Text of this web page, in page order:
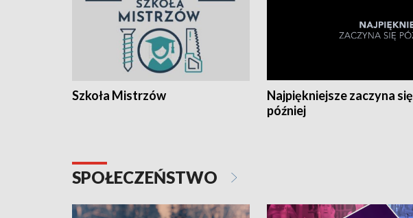
Szkoła Mistrzów
Najpiękniejsze zaczyna się
później
SPOŁECZEŃSTWO